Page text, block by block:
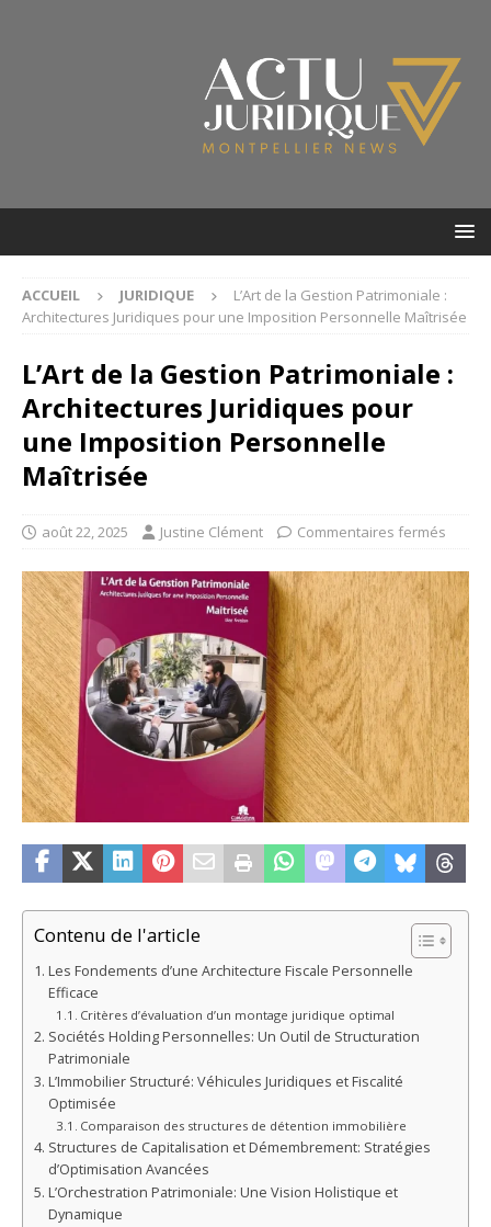
ACCUEIL JURIDIQUE
L’Art de la Gestion Patrimoniale :
Architectures Juridiques pour une Imposition Personnelle Maîtrisée
L’Art de la Gestion Patrimoniale :
Architectures Juridiques pour
une Imposition Personnelle
Maîtrisée
août 22, 2025 Justine Clément Commentaires fermés
Contenu de l'article
Les Fondements d’une Architecture Fiscale Personnelle
Efficace
Critères d’évaluation d’un montage juridique optimal
Sociétés Holding Personnelles: Un Outil de Structuration
Patrimoniale
L’Immobilier Structuré: Véhicules Juridiques et Fiscalité
Optimisée
Comparaison des structures de détention immobilière
Structures de Capitalisation et Démembrement: Stratégies
d’Optimisation Avancées
L’Orchestration Patrimoniale: Une Vision Holistique et
Dynamique